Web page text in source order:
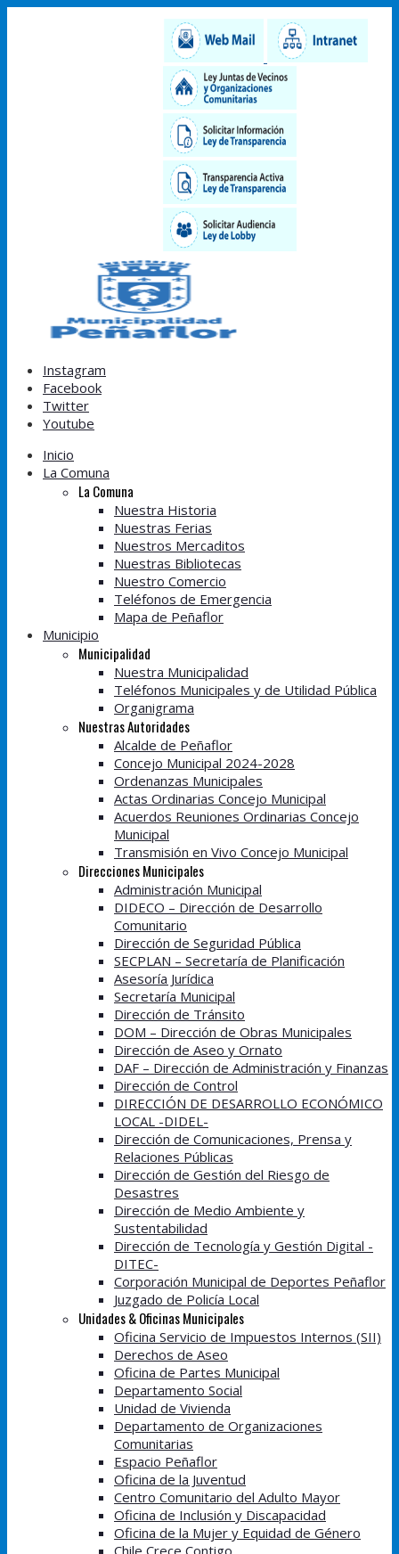
Instagram
Facebook
Twitter
Youtube
Inicio
La Comuna
La Comuna
Nuestra Historia
Nuestras Ferias
Nuestros Mercaditos
Nuestras Bibliotecas
Nuestro Comercio
Teléfonos de Emergencia
Mapa de Peñaflor
Municipio
Municipalidad
Nuestra Municipalidad
Teléfonos Municipales y de Utilidad Pública
Organigrama
Nuestras Autoridades
Alcalde de Peñaflor
Concejo Municipal 2024-2028
Ordenanzas Municipales
Actas Ordinarias Concejo Municipal
Acuerdos Reuniones Ordinarias Concejo
Municipal
Transmisión en Vivo Concejo Municipal
Direcciones Municipales
Administración Municipal
DIDECO – Dirección de Desarrollo
Comunitario
Dirección de Seguridad Pública
SECPLAN – Secretaría de Planificación
Asesoría Jurídica
Secretaría Municipal
Dirección de Tránsito
DOM – Dirección de Obras Municipales
Dirección de Aseo y Ornato
DAF – Dirección de Administración y Finanzas
Dirección de Control
DIRECCIÓN DE DESARROLLO ECONÓMICO
LOCAL -DIDEL-
Dirección de Comunicaciones, Prensa y
Relaciones Públicas
Dirección de Gestión del Riesgo de
Desastres
Dirección de Medio Ambiente y
Sustentabilidad
Dirección de Tecnología y Gestión Digital -
DITEC-
Corporación Municipal de Deportes Peñaflor
Juzgado de Policía Local
Unidades & Oficinas Municipales
Oficina Servicio de Impuestos Internos (SII)
Derechos de Aseo
Oficina de Partes Municipal
Departamento Social
Unidad de Vivienda
Departamento de Organizaciones
Comunitarias
Espacio Peñaflor
Oficina de la Juventud
Centro Comunitario del Adulto Mayor
Oficina de Inclusión y Discapacidad
Oficina de la Mujer y Equidad de Género
Chile Crece Contigo